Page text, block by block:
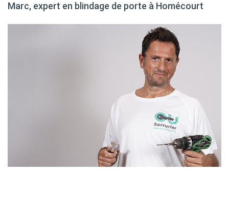
Marc, expert en blindage de porte à Homécourt